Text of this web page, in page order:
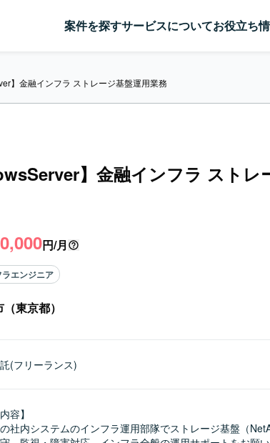
案件を探すサービスについてお役立ち
】金融インフラ ストレージ基盤運用業務
】金融インフラ ストレ
円/月
ラエンジニア
東京都）
(フリーランス)
容】
社内システムのインフラ運用部隊でストレージ基盤（